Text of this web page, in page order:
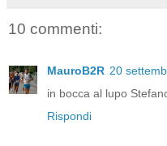
10 commenti:
MauroB2R 20
in bocca al lupo
Rispondi